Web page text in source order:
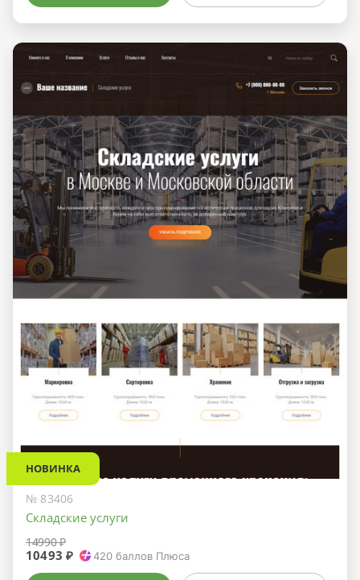
НОВИНКА
№ 83406
Складские услуги
14990 ₽
10493 ₽ 420 баллов Плюса